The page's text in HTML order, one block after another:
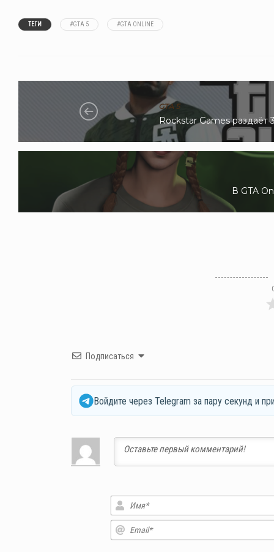
ТЕГИ #GTA 5 #GTA ONLINE
GTA 5
Rockstar Games раздаёт
В GTA
Подписаться
Войдите через Telegram за пару секунд и